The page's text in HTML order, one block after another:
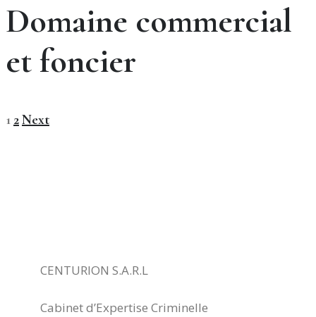
Domaine commercial
et foncier
1 2Next
CENTURION S.A.R.L
Cabinet d’Expertise Criminelle